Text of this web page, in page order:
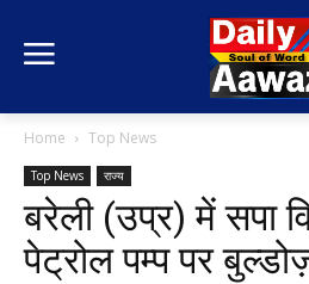
Home Top News
Top News राज्य
बरेली (उप्र) में सपा
पेट्रोल पम्प पर